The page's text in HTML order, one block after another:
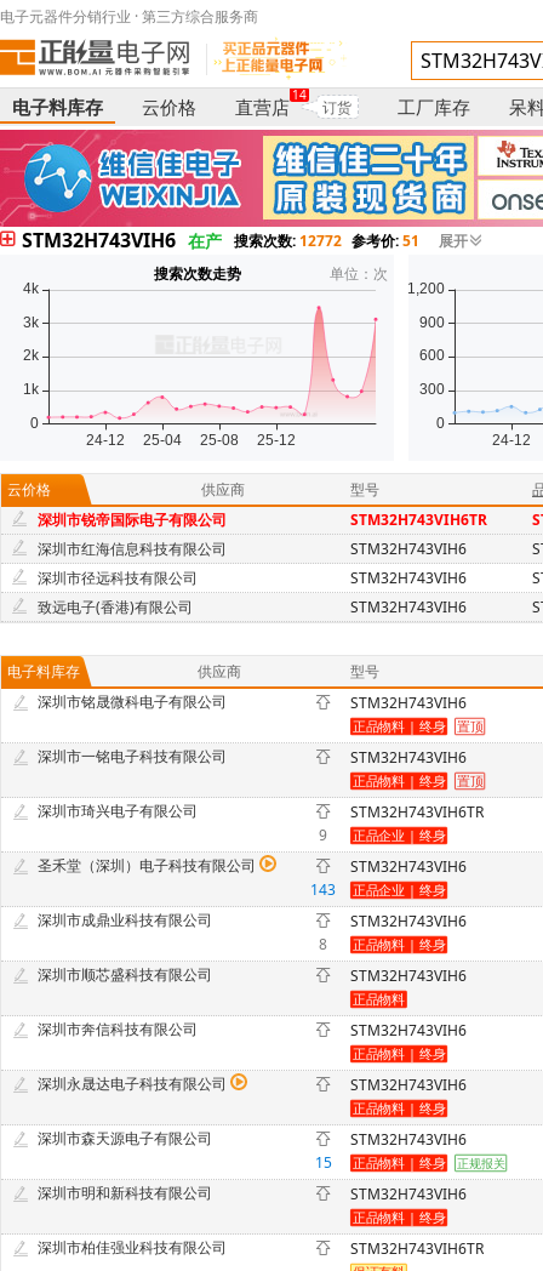
电子元器件分销行业 · 第三方综合服务商
电子料库存 云价格 直营店
14
订货 工厂库存 呆
STM32H743VIH6 在产 搜索次数:12772 参考价:51
展开
搜索次数走势
单位：次
云价格 供应商 型号
深圳市锐帝国际电子有限公司
STM32H743VIH6TR
深圳市红海信息科技有限公司
STM32H743VIH6
深圳市径远科技有限公司
STM32H743VIH6
致远电子(香港)有限公司
STM32H743VIH6
电子料库存 供应商
型号
深圳市铭晟微科电子有限公司
STM32H743VIH6
深圳市一铭电子科技有限公司 STM32H743VIH6
深圳市琦兴电子有限公司
9
STM32H743VIH6TR
圣禾堂（深圳）电子科技有限公司
143
STM32H743VIH6
深圳市成鼎业科技有限公司
8
STM32H743VIH6
深圳市顺芯盛科技有限公司 STM32H743VIH6
深圳市奔信科技有限公司 STM32H743VIH6
深圳永晟达电子科技有限公司 STM32H743VIH6
深圳市森天源电子有限公司
15
STM32H743VIH6
深圳市明和新科技有限公司 STM32H743VIH6
深圳市柏佳强业科技有限公司 STM32H743VIH6TR